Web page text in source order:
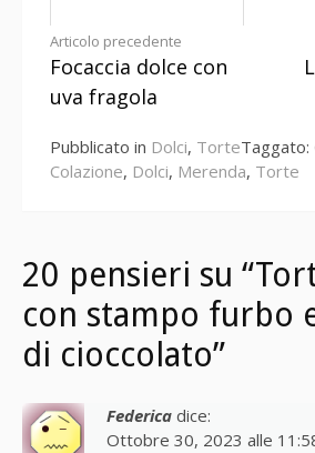
Continua
a
Articolo precedente
Focaccia dolce con
uva fragola
Pubblicato in Dolci, TorteTaggato:
Colazione, Dolci, Merenda, Torte
20 pensieri su
con stampo furbo
di cioccolato”
Federica dice:
Ottobre 30, 2023 alle